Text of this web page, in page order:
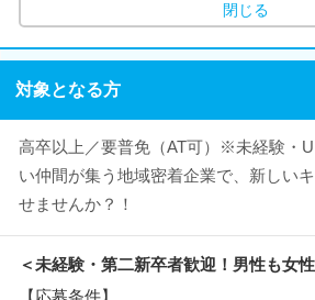
閉じる
対象となる方
高卒以上／要普免（AT可）※未経験・
い仲間が集う地域密着企業で、新しい
せませんか？！
＜未経験・第二新卒者歓迎！男性も女
【応募条件】